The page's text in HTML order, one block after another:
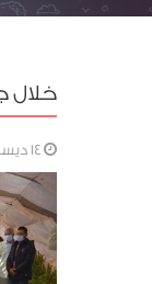
خلال